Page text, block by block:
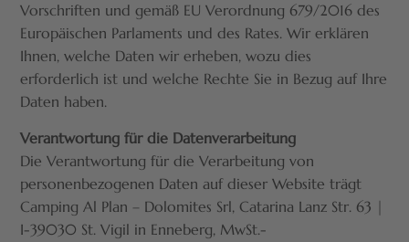
Vorschriften und gemäß EU Verordnung 679/2016 des
Europäischen Parlaments und des Rates. Wir erklären
Ihnen, welche Daten wir erheben, wozu dies
erforderlich ist und welche Rechte Sie in Bezug auf Ihre
Daten haben.
Verantwortung für die Datenverarbeitung
Die Verantwortung für die Verarbeitung von
personenbezogenen Daten auf dieser Website trägt
Camping Al Plan – Dolomites Srl, Catarina Lanz Str. 63 |
I-39030 St. Vigil in Enneberg, MwSt.-